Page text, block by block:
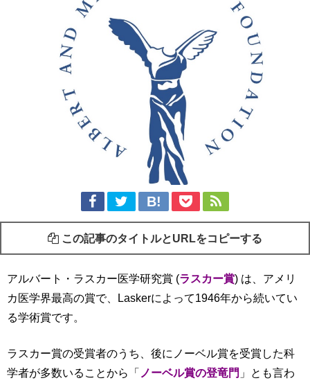
この記事のタイトルとURLをコピーする
アルバート・ラスカー医学研究賞 (ラスカー賞) は、アメリ
カ医学界最高の賞で、Laskerによって1946年から続いてい
る学術賞です。
ラスカー賞の受賞者のうち、後にノーベル賞を受賞した科
学者が多数いることから「
ノーベル賞の登竜門 」とも言わ